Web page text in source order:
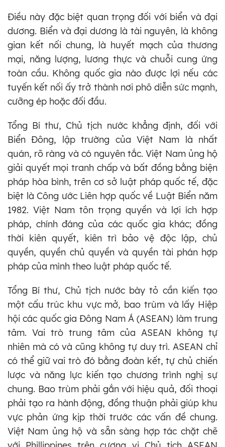
Điều này đặc biệt quan trọng đối với biển và đại
dương. Biển và đại dương là tài nguyên, là không
gian kết nối chung, là huyết mạch của thương
mại, năng lượng, lương thực và chuỗi cung ứng
toàn cầu. Không quốc gia nào được lợi nếu các
tuyến kết nối ấy trở thành nơi phô diễn sức mạnh,
cưỡng ép hoặc đối đầu.
Tổng Bí thư, Chủ tịch nước khẳng định, đối với
Biển Đông, lập trường của Việt Nam là nhất
quán, rõ ràng và có nguyên tắc. Việt Nam ủng hộ
giải quyết mọi tranh chấp và bất đồng bằng biện
pháp hòa bình, trên cơ sở luật pháp quốc tế, đặc
biệt là Công ước Liên hợp quốc về Luật Biển năm
1982. Việt Nam tôn trọng quyền và lợi ích hợp
pháp, chính đáng của các quốc gia khác; đồng
thời kiên quyết, kiên trì bảo vệ độc lập, chủ
quyền, quyền chủ quyền và quyền tài phán hợp
pháp của mình theo luật pháp quốc tế.
Tổng Bí thư, Chủ tịch nước bày tỏ cần kiến tạo
một cấu trúc khu vực mở, bao trùm và lấy Hiệp
hội các quốc gia Đông Nam Á (ASEAN) làm trung
tâm. Vai trò trung tâm của ASEAN không tự
nhiên mà có và cũng không tự duy trì. ASEAN chỉ
có thể giữ vai trò đó bằng đoàn kết, tự chủ chiến
lược và năng lực kiến tạo chương trình nghị sự
chung. Bao trùm phải gắn với hiệu quả, đối thoại
phải tạo ra hành động, đồng thuận phải giúp khu
vực phản ứng kịp thời trước các vấn đề chung.
Việt Nam ủng hộ và sẵn sàng hợp tác chặt chẽ